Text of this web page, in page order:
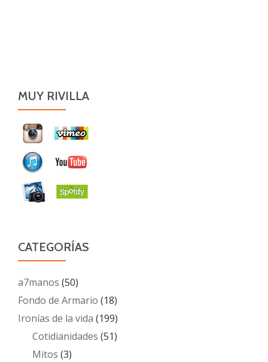
MUY RIVILLA
CATEGORÍAS
a7manos (50)
Fondo de Armario (18)
Ironías de la vida (199)
Cotidianidades (51)
Mitos (3)